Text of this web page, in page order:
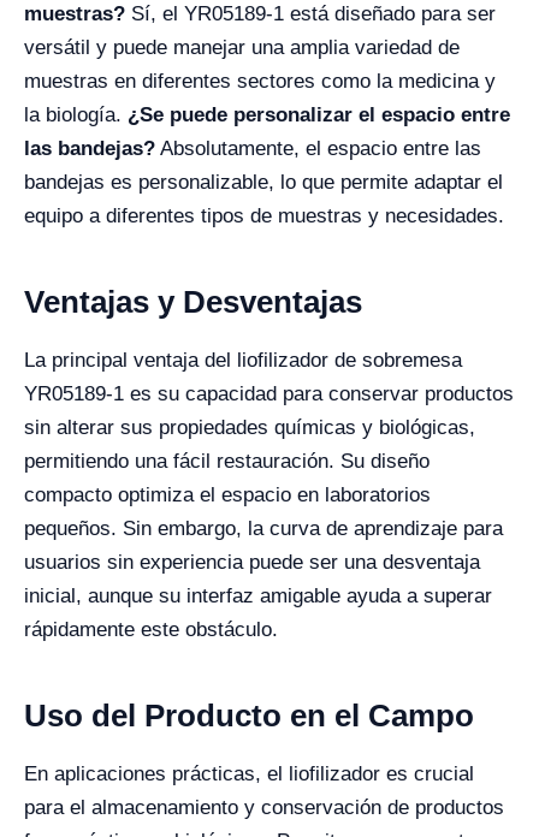
muestras? Sí, el YR05189-1 está diseñado para ser
versátil y puede manejar una amplia variedad de
muestras en diferentes sectores como la medicina y
la biología. ¿Se puede personalizar el espacio entre
las bandejas? Absolutamente, el espacio entre las
bandejas es personalizable, lo que permite adaptar el
equipo a diferentes tipos de muestras y necesidades.
Ventajas y Desventajas
La principal ventaja del liofilizador de sobremesa
YR05189-1 es su capacidad para conservar productos
sin alterar sus propiedades químicas y biológicas,
permitiendo una fácil restauración. Su diseño
compacto optimiza el espacio en laboratorios
pequeños. Sin embargo, la curva de aprendizaje para
usuarios sin experiencia puede ser una desventaja
inicial, aunque su interfaz amigable ayuda a superar
rápidamente este obstáculo.
Uso del Producto en el Campo
En aplicaciones prácticas, el liofilizador es crucial
para el almacenamiento y conservación de productos